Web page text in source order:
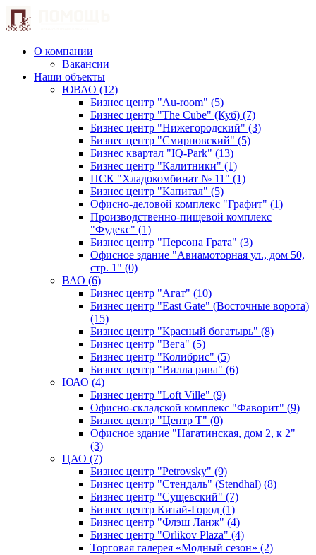
О компании
Вакансии
Наши объекты
ЮВАО (12)
Бизнес центр "Au-room" (5)
Бизнес центр "The Cube" (Куб) (7)
Бизнес центр "Нижегородский" (3)
Бизнес центр "Смирновский" (5)
Бизнес квартал "IQ-Park" (13)
Бизнес центр "Калитники" (1)
ПСК "Хладокомбинат № 11" (1)
Бизнес центр "Капитал" (5)
Офисно-деловой комплекс "Графит" (1)
Производственно-пищевой комплекс
"Фудекс" (1)
Бизнес центр "Персона Грата" (3)
Офисное здание "Авиамоторная ул., дом 50,
стр. 1" (0)
ВАО (6)
Бизнес центр "Агат" (10)
Бизнес центр "East Gate" (Восточные ворота)
(15)
Бизнес центр "Красный богатырь" (8)
Бизнес центр "Вега" (5)
Бизнес центр "Колибрис" (5)
Бизнес центр "Вилла рива" (6)
ЮАО (4)
Бизнес центр "Loft Ville" (9)
Офисно-складской комплекс "Фаворит" (9)
Бизнес центр "Центр Т" (0)
Офисное здание "Нагатинская, дом 2, к 2"
(3)
ЦАО (7)
Бизнес центр "Petrovsky" (9)
Бизнес центр "Стендаль" (Stendhal) (8)
Бизнес центр "Сущевский" (7)
Бизнес центр Китай-Город (1)
Бизнес центр "Флэш Ланж" (4)
Бизнес центр "Orlikov Plaza" (4)
Торговая галерея «Модный сезон» (2)